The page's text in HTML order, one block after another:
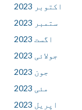
اکتوبر 2023
ستمبر 2023
اگست 2023
جولائی 2023
جون 2023
مئی 2023
اپریل 2023